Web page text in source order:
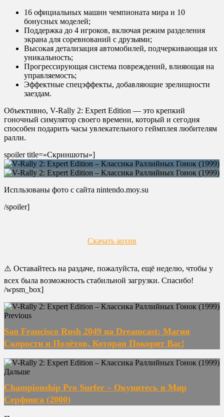
16 официальных машин чемпионата мира и 10
бонусных моделей;
Поддержка до 4 игроков, включая режим разделения
экрана для соревнований с друзьями;
Высокая детализация автомобилей, подчеркивающая их
уникальность;
Прогрессирующая система повреждений, влияющая на
управляемость;
Эффектные спецэффекты, добавляющие зрелищности
заездам.
Объективно, V-Rally 2: Expert Edition — это крепкий
гоночный симулятор своего времени, который и сегодня
способен подарить часы увлекательного геймплея любителям
ралли.
spoiler title=»Скриншоты»]
Испльзованы фото с сайта nintendo.moy.su
/spoiler]
Скачать архив
⚠️ Оставайтесь на раздаче, пожалуйста, ещё неделю, чтобы у
всех была возможность стабильной загрузки. Спасибо!
/wpsm_box]
Previous
San Francisco Rush 2049 на Dreamcast: Магия
Скорости и Полётов, Которая Покорит Вас!
Дальше
Championship Pro Surfer – Окунитесь в Мир
Серфинга (2000)